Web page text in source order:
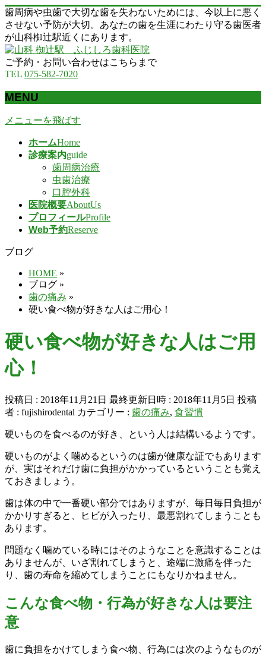
歯周病や虫歯で大切な歯を失わないためには、今以上に悪く
させない予防が大切。あなたの歯を生涯にわたり守る歯医者
が山科椥辻駅近くにあります。
ご予約・お問い合わせはこちらまで
TEL 075-582-7020
MENU
メニューを飛ばす
ホームHome
診療案内guide
歯周病治療
虫歯治療
口腔外科
医院概要AboutUs
プロフィールProfile
Web予約Reserve
ブログ
HOME »
ブログ »
歯の痛み »
硬い食べ物が好きな人はご用心！
硬い食べ物が好きな人はご用
心！
投稿日 : 2018年11月21日 最終更新日時 : 2018年11月5日 投稿
者 : fujishirodental カテゴリー : 歯の痛み, 食習慣
硬いものを食べるのが好き、という人は結構いるようです。
硬いものがよく噛めるというのは歯が健康な証でもあります
が、実はそれだけ歯に負担がかかっているということも覚え
ておきましょう。
歯は体の中で一番硬い部分ではありますが、毎日毎日負担が
かかりすぎると、ヒビが入ったり、最悪割れてしまうことも
あります。
問題なく噛めている時にはそのようなことを意識することは
ありませんが、いざ割れてしまうと、途端に激痛を伴った
り、歯の寿命を縮めてしまうことにもなりかねません。
こんな食べ物・行為が好きな人は要注
意
歯に負担をかけてしまう食べ物、行為には次のようなものが